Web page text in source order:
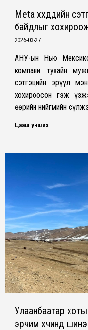
Meta хүүхдүүдийн
байдлыг хохироож
2026-03-27
АНУ-ын Нью
компани тухайн
сэтгэцийн эрүүл
хохироосон гэж
өөрийн нийгмийн
Цааш унших
Улаанбаатар
эрчим хүчинд